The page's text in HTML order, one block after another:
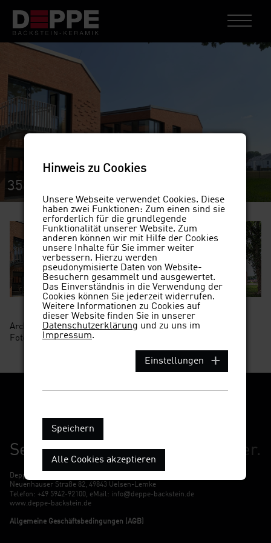
3582swl
Architekt:Haslob Kruse + Partner, Bremen
Fotos: Haslob Kruse + Partner, Bremen
Seit 1888:Wir prägen Stadtbilder.
Deppe Backstein-Keramik GmbH
Neuenhauser Straße 82, 49843 Uelsen-Lemke
Telefon: +49 5942-92100, eMail: info@deppe-backstein.de
www.deppe-backstein.de
Allgemeine Geschäftsbedingungen (AGB)
Hinweis zu Cookies
Unsere Webseite verwendet Cookies. Diese
haben zwei Funktionen: Zum einen sind sie
erforderlich für die grundlegende
Funktionalität unserer Website. Zum
anderen können wir mit Hilfe der Cookies
unsere Inhalte für Sie immer weiter
verbessern. Hierzu werden
pseudonymisierte Daten von Website-
Besuchern gesammelt und ausgewertet.
Das Einverständnis in die Verwendung der
Cookies können Sie jederzeit widerrufen.
Weitere Informationen zu Cookies auf
dieser Website finden Sie in unserer
Datenschutzerklärung und zu uns im
Impressum.
Einstellungen
Speichern
Alle Cookies akzeptieren